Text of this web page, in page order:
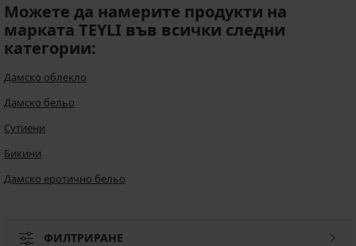
Можете да намерите продукти на
марката TEYLI във всички следни
категории:
Дамско облекло
Дамско бельо
Сутиени
Бикини
Дамско еротично бельо
ФИЛТРИРАНЕ